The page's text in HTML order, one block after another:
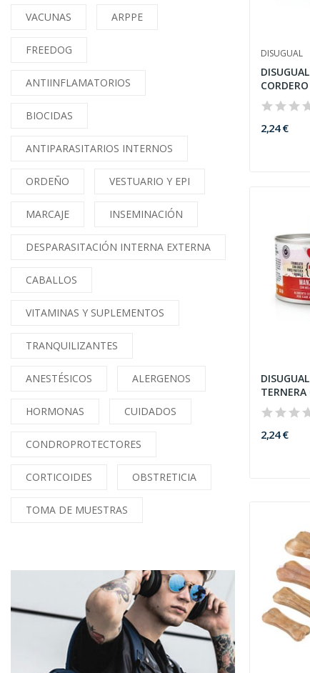
VACUNAS ARPPE
FREEDOG
ANTIINFLAMATORIOS
BIOCIDAS
ANTIPARASITARIOS INTERNOS
ORDEÑO VESTUARIO Y EPI
MARCAJE INSEMINACIÓN
DESPARASITACIÓN INTERNA EXTERNA
CABALLOS
VITAMINAS Y SUPLEMENTOS
TRANQUILIZANTES
ANESTÉSICOS ALERGENOS
HORMONAS CUIDADOS
CONDROPROTECTORES
CORTICOIDES OBSTRETICIA
TOMA DE MUESTRAS
DISUGUAL
2,24 €
150GR
2,24 €